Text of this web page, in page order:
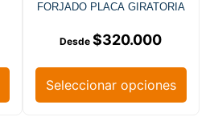
FORJADO PLACA GIRATORIA
$320.000
Seleccionar opciones